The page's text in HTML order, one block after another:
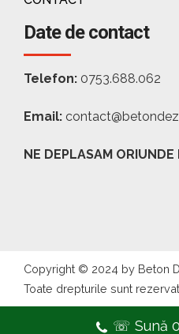
Date de contact
Telefon: 0753.688.062
Email:
NE DEPLASAM ORIUNDE
Copyright © 2024 by Beton
Toate drepturile sunt
☏ Sună